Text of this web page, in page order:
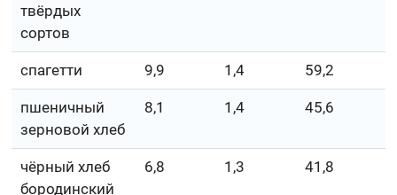
твёрдых
сортов
спагетти 9,9 1,4 59,2
пшеничный
зерновой хлеб
8,1 1,4 45,6
чёрный хлеб
бородинский
6,8 1,3 41,8